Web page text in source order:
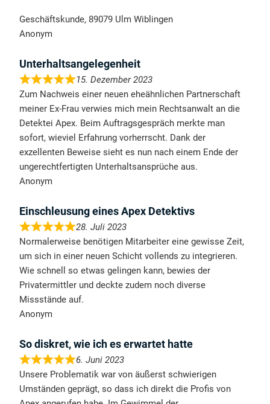
Geschäftskunde, 89079 Ulm Wiblingen
Anonym
Unterhaltsangelegenheit
15. Dezember 2023
Zum Nachweis einer neuen eheähnlichen Partnerschaft
meiner Ex-Frau verwies mich mein Rechtsanwalt an die
Detektei Apex. Beim Auftragsgespräch merkte man
sofort, wieviel Erfahrung vorherrscht. Dank der
exzellenten Beweise sieht es nun nach einem Ende der
ungerechtfertigten Unterhaltsansprüche aus.
Anonym
Einschleusung eines Apex Detektivs
28. Juli 2023
Normalerweise benötigen Mitarbeiter eine gewisse Zeit,
um sich in einer neuen Schicht vollends zu integrieren.
Wie schnell so etwas gelingen kann, bewies der
Privatermittler und deckte zudem noch diverse
Missstände auf.
Anonym
So diskret, wie ich es erwartet hatte
6. Juni 2023
Unsere Problematik war von äußerst schwierigen
Umständen geprägt, so dass ich direkt die Profis von